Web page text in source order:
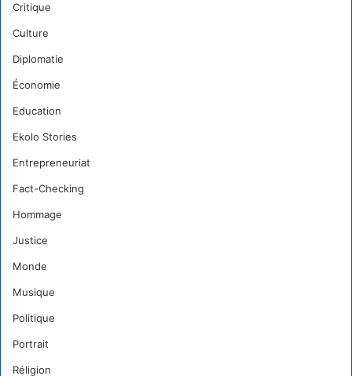
Critique
Culture
Diplomatie
Économie
Education
Ekolo Stories
Entrepreneuriat
Fact-Checking
Hommage
Justice
Monde
Musique
Politique
Portrait
Réligion